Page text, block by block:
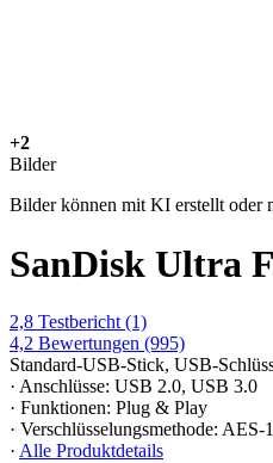
+2
Bilder
Bilder können mit KI erstellt oder
SanDisk Ultra
2,8 Testbericht (1)
4,2 Bewertungen (995)
Standard-USB-Stick, USB-
· Anschlüsse: USB 2.0, USB 3.0
· Funktionen: Plug & Play
· Verschlüsselungsmethode:
· Alle Produktdetails